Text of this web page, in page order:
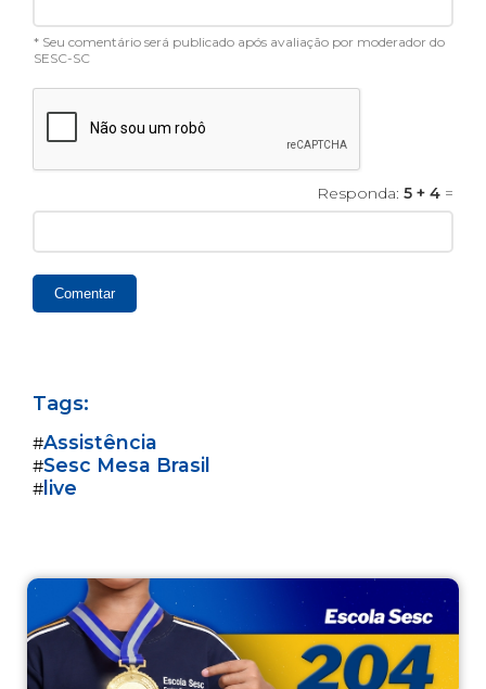
* Seu comentário será publicado após avaliação por moderador do
SESC-SC
Responda: 5 + 4 =
Comentar
Tags:
#Assistência
#Sesc Mesa Brasil
# live